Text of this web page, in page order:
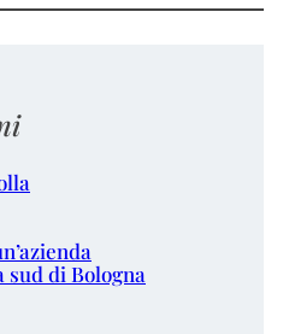
sud di Bologna